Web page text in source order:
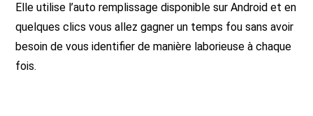
Elle utilise l’auto remplissage disponible sur Android et en
quelques clics vous allez gagner un temps fou sans avoir
besoin de vous identifier de manière laborieuse à chaque
fois.